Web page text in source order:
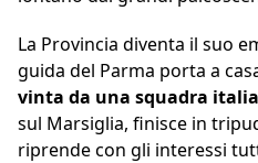
La Provincia diventa il suo
guida del Parma porta a
vinta da una squadra
sul Marsiglia, finisce in
riprende con gli interessi